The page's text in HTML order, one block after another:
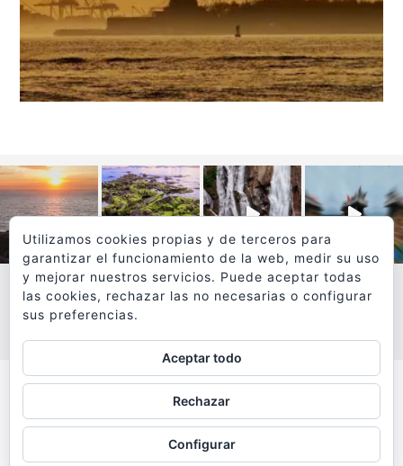
VER MÁS
Todos los textos y fotografías de
www.viajesyfotografia.comson propiedad de su autor
y están protegidos por © Copyright
Utilizamos cookies propias y de terceros para
garantizar el funcionamiento de la web, medir su uso
y mejorar nuestros servicios. Puede aceptar todas
las cookies, rechazar las no necesarias o configurar
sus preferencias.
Aceptar todo
Rechazar
Configurar